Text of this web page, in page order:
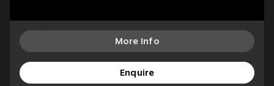
More Info
Enquire